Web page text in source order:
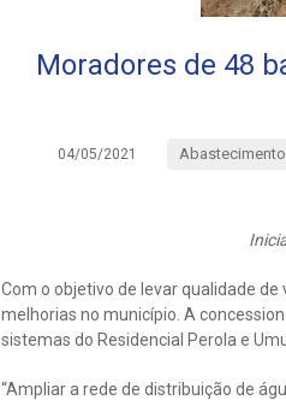
Moradores de 48
04/05/2021 Abastecimento
Com o objetivo de levar qualidade
melhorias no município. A
sistemas do Residencial Perola e
“Ampliar a rede de distribuição de